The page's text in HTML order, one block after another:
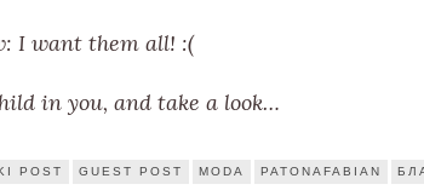
I want them all! :(
in you, and take a look…
POST GUEST POST MODA PATONAFABIAN